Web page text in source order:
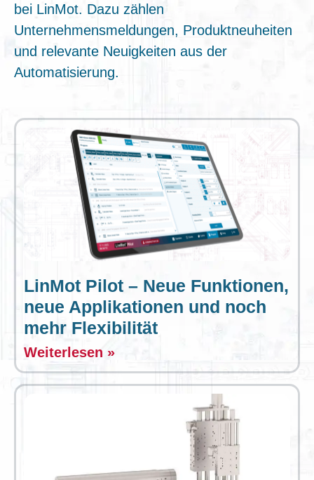
bei LinMot. Dazu zählen
Unternehmensmeldungen, Produktneuheiten
und relevante Neuigkeiten aus der
Automatisierung.
LinMot Pilot – Neue Funktionen,
neue Applikationen und noch
mehr Flexibilität
Weiterlesen »